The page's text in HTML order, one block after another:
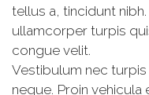
tellus a, tincidunt
ullamcorper turpis
congue velit.
Vestibulum nec
neque. Proin